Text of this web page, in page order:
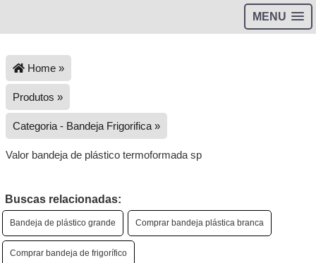
MENU
Home »
Produtos »
Categoria - Bandeja Frigorifica »
Valor bandeja de plástico termoformada sp
Buscas relacionadas:
Bandeja de plástico grande Comprar bandeja plástica branca
Comprar bandeja de frigorífico